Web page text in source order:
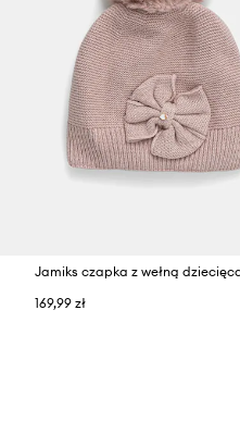
169,99 zł